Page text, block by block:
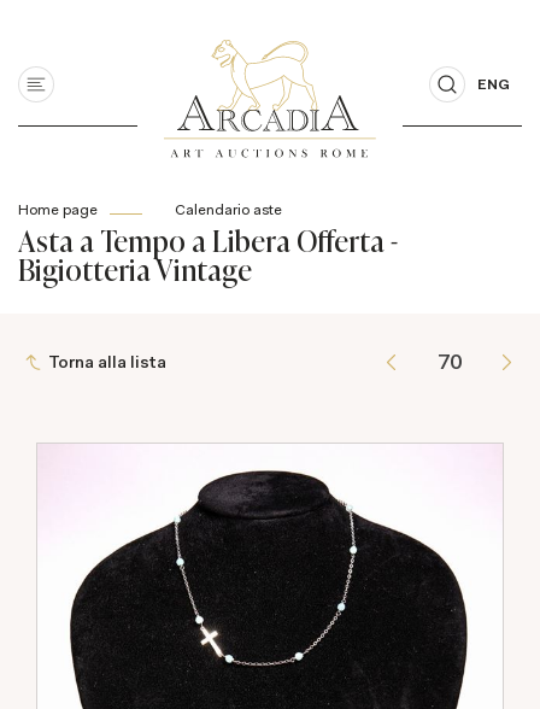
ENG
Home page Calendario aste
Asta a Tempo a Libera Offerta -
Bigiotteria Vintage
Torna alla lista